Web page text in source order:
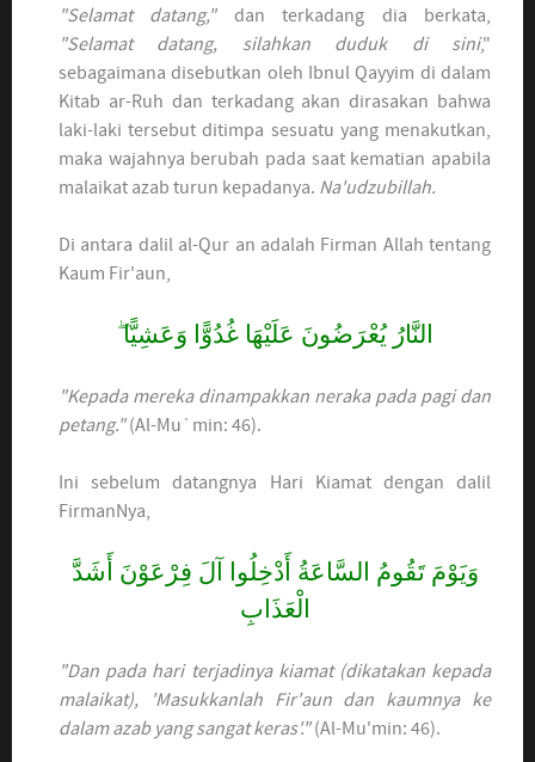
"Selamat datang,"dan terkadang dia berkata,
"Selamat datang, silahkan duduk di sini,"
sebagaimana disebutkan oleh Ibnul Qayyim di dalam
Kitab ar-Ruh dan terkadang akan dirasakan bahwa
laki-laki tersebut ditimpa sesuatu yang menakutkan,
maka wajahnya berubah pada saat kematian apabila
malaikat azab turun kepadanya. Na'udzubillah.
Di antara dalil al-Qur an adalah Firman Allah tentang
Kaum Fir'aun,
النَّارُ يُعْرَضُونَ عَلَيْهَا غُدُوًّا وَعَشِيًّا ۖ
"Kepada mereka dinampakkan neraka pada pagi dan
petang."(Al-Mu`min: 46).
Ini sebelum datangnya Hari Kiamat dengan dalil
FirmanNya,
وَيَوْمَ تَقُومُ السَّاعَةُ أَدْخِلُوا آلَ فِرْعَوْنَ أَشَدَّ
الْعَذَابِ
"Dan pada hari terjadinya kiamat (dikatakan kepada
malaikat), 'Masukkanlah Fir'aun dan kaumnya ke
dalam azab yang sangat keras'."(Al-Mu'min: 46).